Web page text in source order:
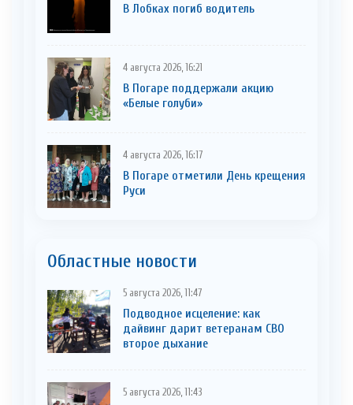
В Лобках погиб водитель
4 августа 2026, 16:21
В Погаре поддержали акцию
«Белые голуби»
4 августа 2026, 16:17
В Погаре отметили День крещения
Руси
Областные новости
5 августа 2026, 11:47
Подводное исцеление: как
дайвинг дарит ветеранам СВО
второе дыхание
5 августа 2026, 11:43